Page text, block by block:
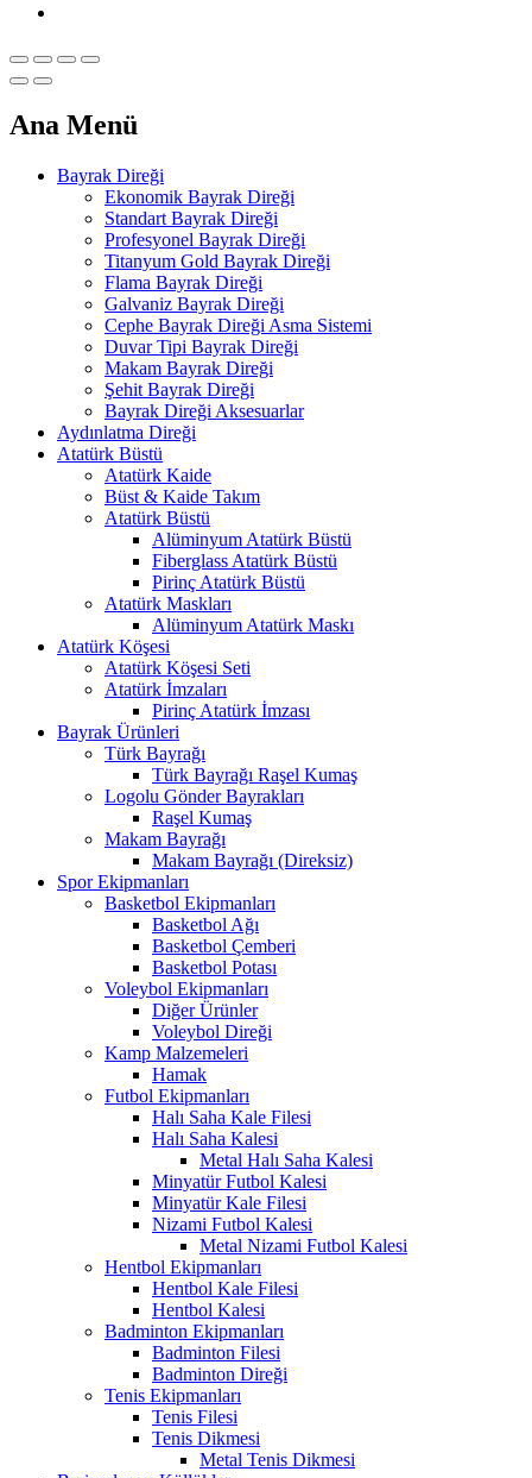
Ana Menü
Bayrak Direği
Ekonomik Bayrak Direği
Standart Bayrak Direği
Profesyonel Bayrak Direği
Titanyum Gold Bayrak Direği
Flama Bayrak Direği
Galvaniz Bayrak Direği
Cephe Bayrak Direği Asma Sistemi
Duvar Tipi Bayrak Direği
Makam Bayrak Direği
Şehit Bayrak Direği
Bayrak Direği Aksesuarlar
Aydınlatma Direği
Atatürk Büstü
Atatürk Kaide
Büst & Kaide Takım
Atatürk Büstü
Alüminyum Atatürk Büstü
Fiberglass Atatürk Büstü
Pirinç Atatürk Büstü
Atatürk Maskları
Alüminyum Atatürk Maskı
Atatürk Köşesi
Atatürk Köşesi Seti
Atatürk İmzaları
Pirinç Atatürk İmzası
Bayrak Ürünleri
Türk Bayrağı
Türk Bayrağı Raşel Kumaş
Logolu Gönder Bayrakları
Raşel Kumaş
Makam Bayrağı
Makam Bayrağı (Direksiz)
Spor Ekipmanları
Basketbol Ekipmanları
Basketbol Ağı
Basketbol Çemberi
Basketbol Potası
Voleybol Ekipmanları
Diğer Ürünler
Voleybol Direği
Kamp Malzemeleri
Hamak
Futbol Ekipmanları
Halı Saha Kale Filesi
Halı Saha Kalesi
Metal Halı Saha Kalesi
Minyatür Futbol Kalesi
Minyatür Kale Filesi
Nizami Futbol Kalesi
Metal Nizami Futbol Kalesi
Hentbol Ekipmanları
Hentbol Kale Filesi
Hentbol Kalesi
Badminton Ekipmanları
Badminton Filesi
Badminton Direği
Tenis Ekipmanları
Tenis Filesi
Tenis Dikmesi
Metal Tenis Dikmesi